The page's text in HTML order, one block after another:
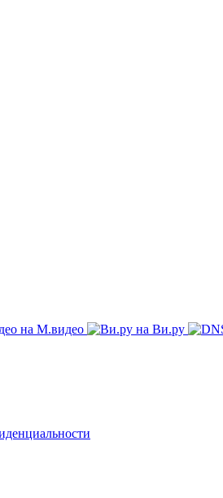
на М.видео на Ви.ру